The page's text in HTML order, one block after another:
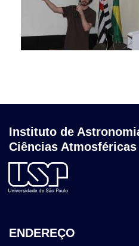
Instituto de
Ciências Atmosféricas
ENDEREÇO